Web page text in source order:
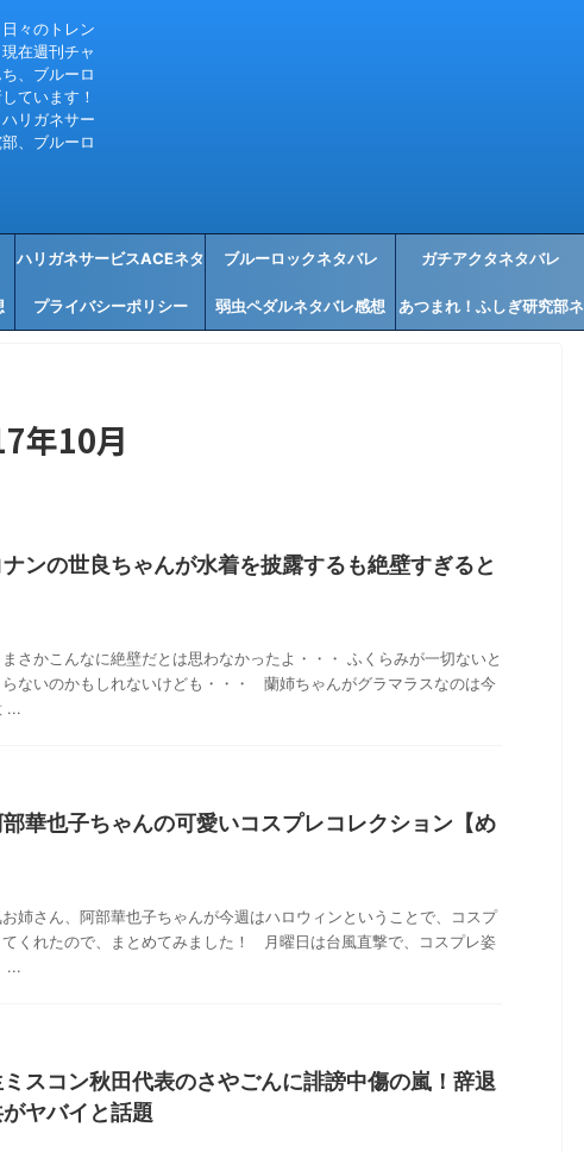
々のトレン
在週刊チャ
、ブルーロ
ています！
リガネサー
、ブルーロ
ハリガネサービスACEネタ
バレ感想
ブルーロックネタバレ ガチアクタネタバレ
プライバシーポリシー 弱虫ペダルネタバレ感想 あつまれ！ふしぎ研究部ネ
年10月
ナンの世良ちゃんが水着を披露するも絶壁すぎると
さかこんなに絶壁だとは思わなかったよ・・・ ふくらみが一切ないと
ないのかもしれないけども・・・ 蘭姉ちゃんがグラマラスなのは今
...
部華也子ちゃんの可愛いコスプレコレクション【め
姉さん、阿部華也子ちゃんが今週はハロウィンということで、コスプ
てくれたので、まとめてみました！ 月曜日は台風直撃で、コスプレ姿
...
ミスコン秋田代表のさやごんに誹謗中傷の嵐！辞退
ヤバイと話題